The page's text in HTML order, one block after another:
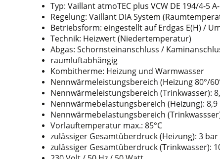
Typ: Vaillant atmoTEC plus VCW DE 194/4-5
Regelung: Vaillant DIA System
Betriebsform: eingestellt auf Erdgas E(H) /
Technik: Heizwert (Niedertemperatur)
Abgas: Schornsteinanschluss /
raumluftabhängig
Kombitherme: Heizung und Warmwasser
Nennwärmeleistungsbereich (Heizung 80°/
Nennwärmeleistungsbereich (Trinkwasser):
Nennwärmebelastungsbereich (Heizung): 8,9
Nennwärmebelastungsbereich
Vorlauftemperatur max.: 85°C
zulässiger Gesamtüberdruck (Heizung): 3 bar
zulässiger Gesamtüberdruck (Trinkwasser):